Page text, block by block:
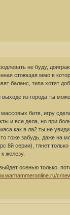
не буду,
стоющая ммо в
баланс, типа хотят
из города ты
битв, игру
и все дела, но при
как в ла2 ты не
тоже забудь, даже на
8й серии), тянет
железу.
осенью только,
c/